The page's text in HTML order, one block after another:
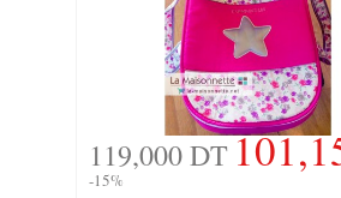
119,000 DT
-15%